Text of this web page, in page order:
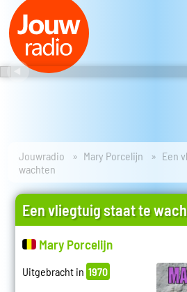
Jouwradio Mary Porcelijn
Een
wachten
Een vliegtuig staat te
Mary Porcelijn
Uitgebracht in 1970